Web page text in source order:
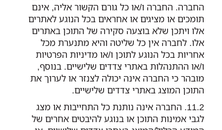
החברה. החברה ו/או כל גורם הקשור אליה, אינם
תומכים או מציגים או אחראים בכל הנוגע לאתרים
אלו ויתכן שלא בוצעה סקירה של התוכן באתרים
אלו. לחברה אין כל שליטה והיא מתנערת מכל
אחריות בכל הנוגע לתוכן ו/או מדיניות הפרטיות
ו/או ההתנהלות באתרי צדדים שלישיים. בנוסף,
מובהר כי החברה אינה יכולה לצנזר או לערוך את
התוכן המוצג באתרי צדדים שלישיים.
החברה אינה נותנת כל התחייבות או מצג
לגבי אמינות התוכן או בנוגע להיבטים אחרים של